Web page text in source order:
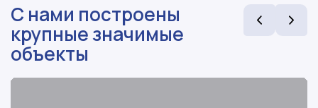
С нами построены
крупные значимые
объекты